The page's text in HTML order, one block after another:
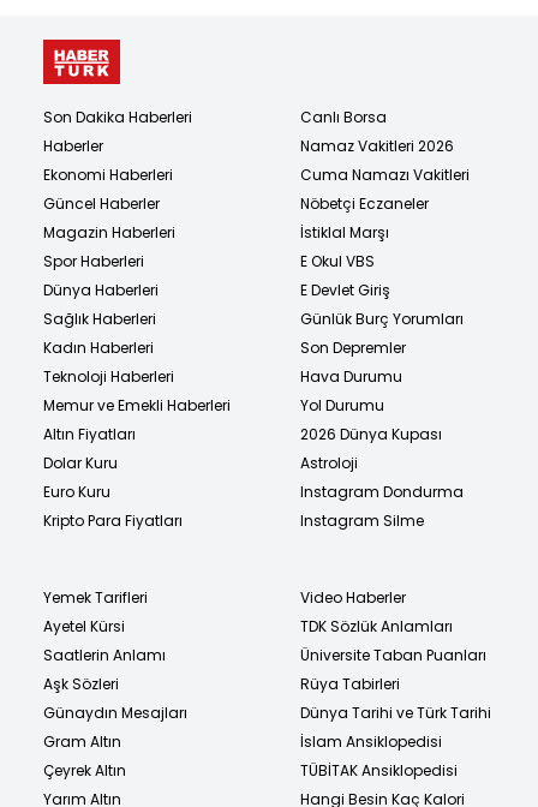
Son Dakika Haberleri
Haberler
Ekonomi Haberleri
Güncel Haberler
Magazin Haberleri
Spor Haberleri
Dünya Haberleri
Sağlık Haberleri
Kadın Haberleri
Teknoloji Haberleri
Memur ve Emekli Haberleri
Altın Fiyatları
Dolar Kuru
Euro Kuru
Kripto Para Fiyatları
Canlı Borsa
Namaz Vakitleri 2026
Cuma Namazı Vakitleri
Nöbetçi Eczaneler
İstiklal Marşı
E Okul VBS
E Devlet Giriş
Günlük Burç Yorumları
Son Depremler
Hava Durumu
Yol Durumu
2026 Dünya Kupası
Astroloji
Instagram Dondurma
Instagram Silme
Yemek Tarifleri
Ayetel Kürsi
Saatlerin Anlamı
Aşk Sözleri
Günaydın Mesajları
Gram Altın
Çeyrek Altın
Yarım Altın
Video Haberler
TDK Sözlük Anlamları
Üniversite Taban Puanları
Rüya Tabirleri
Dünya Tarihi ve Türk Tarihi
İslam Ansiklopedisi
TÜBİTAK Ansiklopedisi
Hangi Besin Kaç Kalori